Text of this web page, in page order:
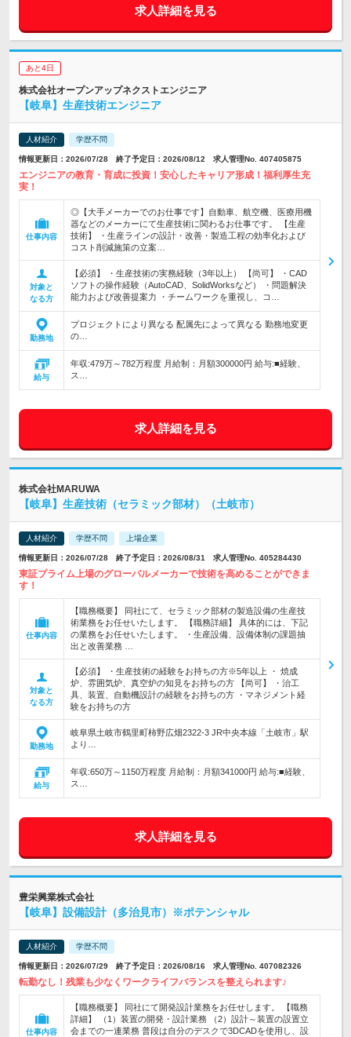
求人詳細を見る
あと4日
株式会社オープンアップネクストエンジニア
【岐阜】生産技術エンジニア
人材紹介 学歴不問
情報更新日：2026/07/28 終了予定日：2026/08/12 求人管理No. 407405875
エンジニアの教育・育成に投資！安心したキャリア形成！福利厚生充
実！
仕事内容
◎【大手メーカーでのお仕事です】自動車、航空機、医療用機
器などのメーカーにて生産技術に関わるお仕事です。 【生産
技術】 ・生産ラインの設計・改善・製造工程の効率化および
コスト削減施策の立案…
対象と
なる方
【必須】 ・生産技術の実務経験（3年以上） 【尚可】 ・CAD
ソフトの操作経験（AutoCAD、SolidWorksなど） ・問題解決
能力および改善提案力 ・チームワークを重視し、コ…
勤務地
プロジェクトにより異なる 配属先によって異なる 勤務地変更
の…
給与
年収:479万～782万程度 月給制：月額300000円 給与:■経験、
ス…
求人詳細を見る
株式会社MARUWA
【岐阜】生産技術（セラミック部材）（土岐市）
人材紹介 学歴不問 上場企業
情報更新日：2026/07/28 終了予定日：2026/08/31 求人管理No. 405284430
東証プライム上場のグローバルメーカーで技術を高めることができま
す！
仕事内容
【職務概要】 同社にて、セラミック部材の製造設備の生産技
術業務をお任せいたします。 【職務詳細】 具体的には、下記
の業務をお任せいたします。 ・生産設備、設備体制の課題抽
出と改善業務 …
対象と
なる方
【必須】 ・生産技術の経験をお持ちの方※5年以上 ・ 焼成
炉、雰囲気炉、真空炉の知見をお持ちの方 【尚可】 ・治工
具、装置、自動機設計の経験をお持ちの方 ・マネジメント経
験をお持ちの方
勤務地
岐阜県土岐市鶴里町柿野広畑2322-3 JR中央本線「土岐市」駅
より…
給与
年収:650万～1150万程度 月給制：月額341000円 給与:■経験、
ス…
求人詳細を見る
豊栄興業株式会社
【岐阜】設備設計（多治見市）※ポテンシャル
人材紹介 学歴不問
情報更新日：2026/07/29 終了予定日：2026/08/16 求人管理No. 407082326
転勤なし！残業も少なくワークライフバランスを整えられます♪
仕事内容
【職務概要】 同社にて開発設計業務をお任せします。 【職務
詳細】 （1）装置の開発・設計業務 （2）設計～装置の設置立
会までの一連業務 普段は自分のデスクで3DCADを使用し、設